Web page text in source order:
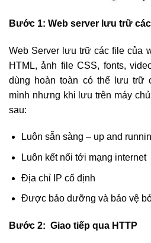
Bước 1: Web server lưu trữ
Web Server lưu trữ các file của
HTML, ảnh file CSS, fonts,
dùng hoàn toàn có thể lưu trữ
mình nhưng khi lưu trên máy
sau:
Luôn sẵn sàng – up and
Luôn kết nối tới mạng internet
Địa chỉ IP cố định
Được bảo dưỡng và bảo vệ
Bước 2: Giao tiếp qua HTTP